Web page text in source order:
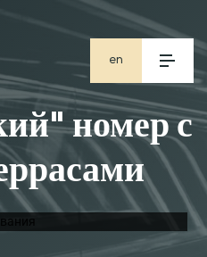
en
ge
ru
номер с